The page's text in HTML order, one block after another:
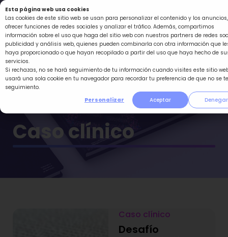
Esta página web usa cookies
Las cookies de este sitio web se usan para personalizar el contenido y los anuncios,
ofrecer funciones de redes sociales y analizar el tráfico. Además, compartimos
información sobre el uso que haga del sitio web con nuestros partners de redes
publicidad y análisis web, quienes pueden combinarla con otra información que
haya proporcionado o que hayan recopilado a partir del uso que haya hecho de
servicios.
Si rechazas, no se hará seguimiento de tu información cuando visites este sitio
usará una sola cookie en tu navegador para recordar tu preferencia de que no se
seguimiento.
Personalizar
Aceptar Denegar
Ir
al
contenido
Genética Médica y
Genómica
Caso clínico
Caso clínico
Desafío